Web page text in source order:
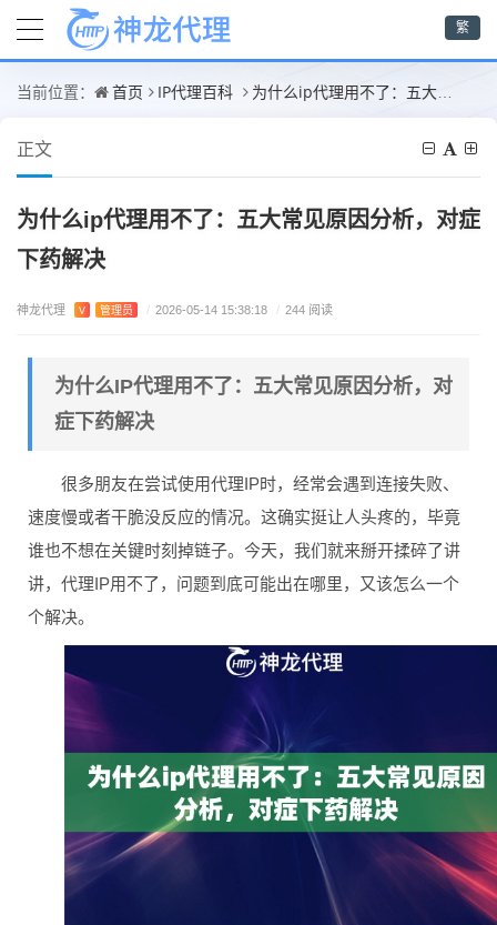
繁
当前位置： 首页 IP代理百科 为什么ip代理用不了：五大常见原因分析，对症下药解决
正文
为什么ip代理用不了：五大常见原因分析，对症
下药解决
神龙代理 V 管理员 / 2026-05-14 15:38:18 / 244 阅读
为什么IP代理用不了：五大常见原因分析，对
症下药解决
很多朋友在尝试使用代理IP时，经常会遇到连接失败、
速度慢或者干脆没反应的情况。这确实挺让人头疼的，毕竟
谁也不想在关键时刻掉链子。今天，我们就来掰开揉碎了讲
讲，代理IP用不了，问题到底可能出在哪里，又该怎么一个
个解决。